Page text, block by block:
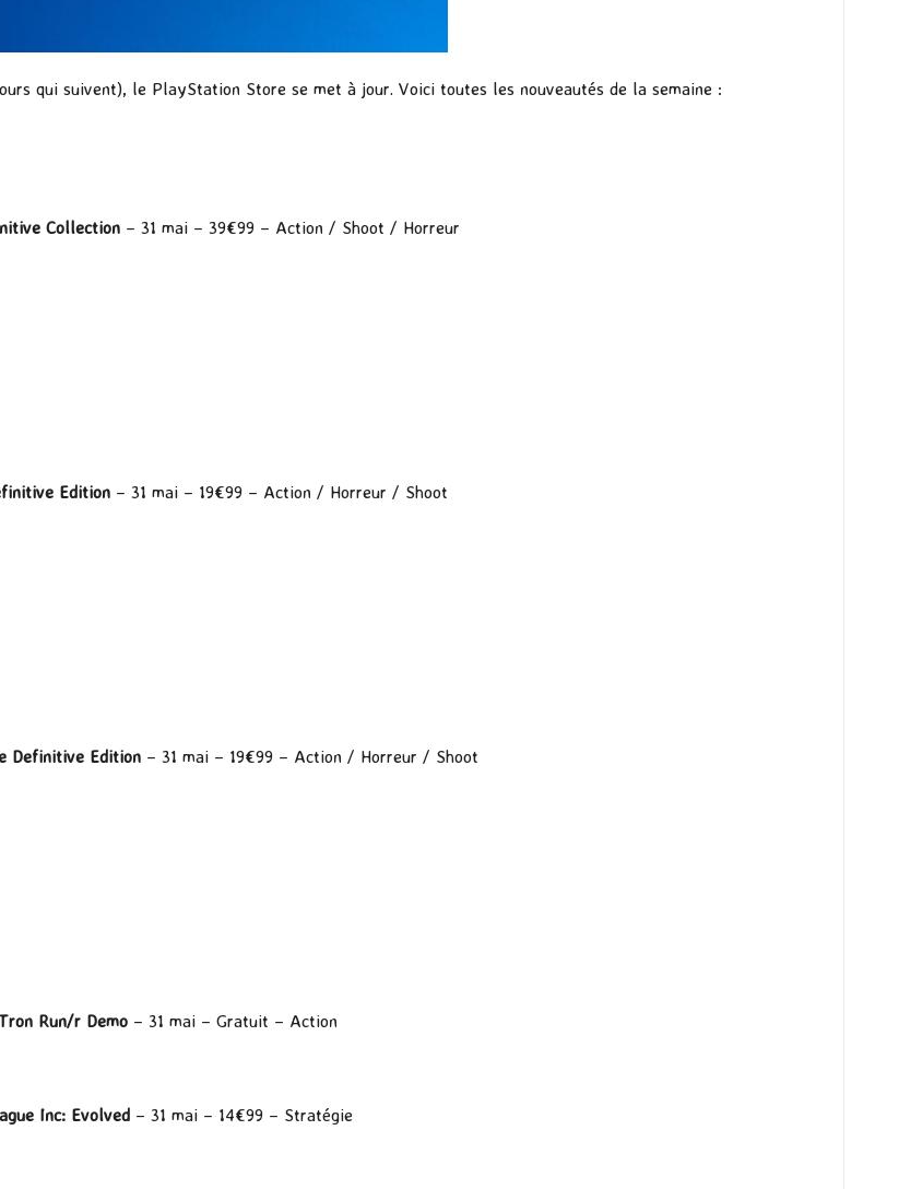
qui suivent), le PlayStation Store se met à jour. Voici toutes les nouveautés de la semaine :
Collection – 31 mai – 39€99 – Action / Shoot / Horreur
Edition– 31 mai – 19€99 – Action / Horreur / Shoot
Definitive Edition – 31 mai – 19€99 – Action / Horreur / Shoot
Tron Run/r Demo – 31 mai – Gratuit – Action
Inc: Evolved – 31 mai – 14€99 – Stratégie